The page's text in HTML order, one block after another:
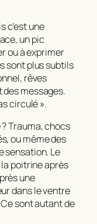
c’est une
un pic
ou à exprimer
sont plus subtils
rêves
messages.
circulé ».
Trauma, chocs
ou même des
sensation. Le
poitrine après
une
dans le ventre
sont autant de